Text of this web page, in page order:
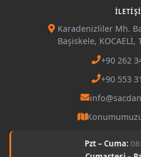
Karadenizliler Mh.
Başiskele, KOCAELİ,
+90 262
+90 553
Pzt – Cuma: